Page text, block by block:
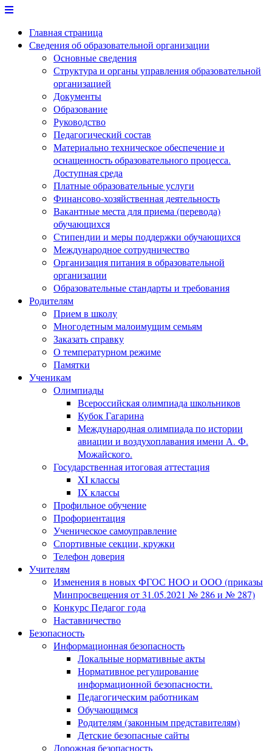
Перейти
содержимому
Главная страница
Сведения об образовательной организации
Основные сведения
Структура и органы управления образовательной
организацией
Документы
Образование
Руководство
Педагогический состав
Материально техническое обеспечение и
оснащенность образовательного процесса.
Доступная среда
Платные образовательные услуги
Финансово-хозяйственная деятельность
Вакантные места для приема (перевода)
обучающихся
Стипендии и меры поддержки обучающихся
Международное сотрудничество
Организация питания в образовательной
организации
Образовательные стандарты и требования
Родителям
Прием в школу
Многодетным малоимущим семьям
Заказать справку
О температурном режиме
Памятки
Ученикам
Олимпиады
Всероссийская олимпиада школьников
Кубок Гагарина
Международная олимпиада по истории
авиации и воздухоплавания имени А. Ф.
Можайского.
Государственная итоговая аттестация
XI классы
IX классы
Профильное обучение
Профориентация
Ученическое самоуправление
Спортивные секции, кружки
Телефон доверия
Учителям
Изменения в новых ФГОС НОО и ООО (приказы
Минпросвещения от 31.05.2021 № 286 и № 287)
Конкурс Педагог года
Наставничество
Безопасность
Информационная безопасность
Локальные нормативные акты
Нормативное регулирование
информационной безопасности.
Педагогическим работникам
Обучающимся
Родителям (законным представителям)
Детские безопасные сайты
Дорожная безопасность